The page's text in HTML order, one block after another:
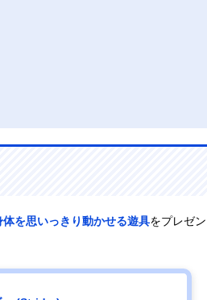
体を思いっきり動かせる遊具をプレゼン